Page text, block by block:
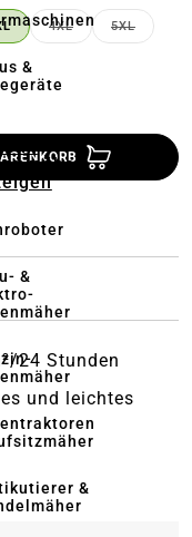
&
in
&
&
4XL(DIESE OPTION
5XL(DIESE
24 Stunden
und leichtes